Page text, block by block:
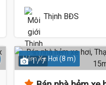
Thịnh BĐS
Hẻm Xe Hơi (8 m)
1 / 7